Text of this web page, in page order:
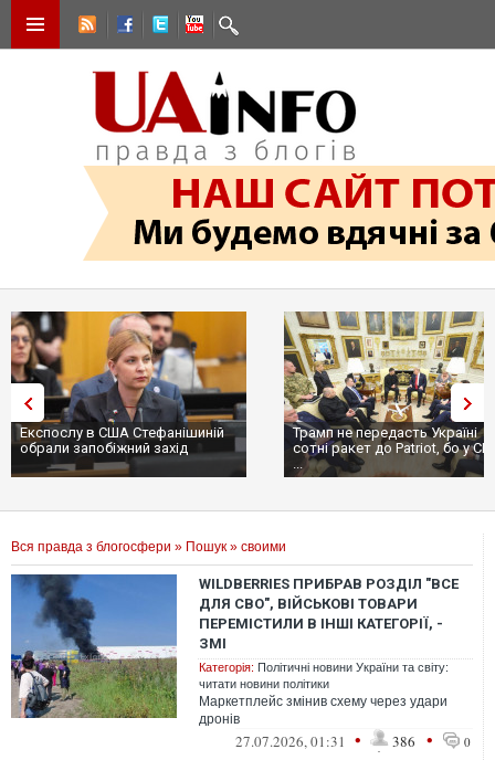
Експослу в США Стефанішиній
обрали запобіжний захід
Трамп не передасть Україні
сотні ракет до Patriot, бо у
...
Вся правда з блогосфери » Пошук » своими
WILDBERRIES ПРИБРАВ РОЗДІЛ "ВСЕ
ДЛЯ СВО", ВІЙСЬКОВІ ТОВАРИ
ПЕРЕМІСТИЛИ В ІНШІ КАТЕГОРІЇ, -
ЗМІ
Категорія: Політичні новини України та світу:
читати новини політики
Маркетплейс змінив схему через удари
дронів
27.07.2026, 01:31 • 386 • 0